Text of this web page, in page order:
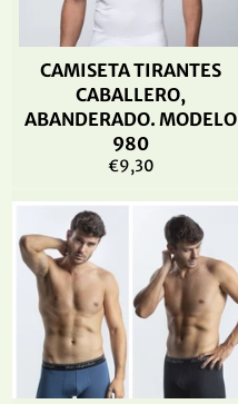
CAMISETA TIRANTES
CABALLERO,
ABANDERADO. MODELO
980
Precio
€9,30